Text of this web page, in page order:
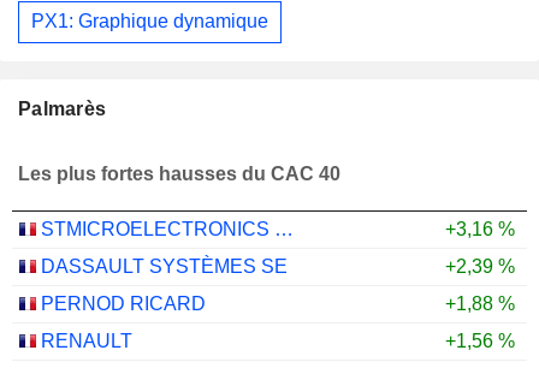
PX1: Graphique dynamique
Palmarès
Les plus fortes hausses du CAC 40
STMICROELECTRONICS N.V.
+3,16 %
DASSAULT SYSTÈMES SE
+2,39 %
PERNOD RICARD
+1,88 %
RENAULT
+1,56 %